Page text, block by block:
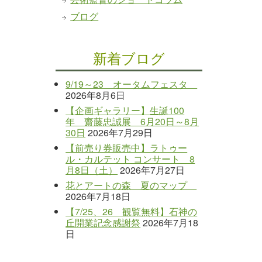
ブログ
新着ブログ
9/19～23 オータムフェスタ
2026年8月6日
【企画ギャラリー】生誕100
年 齋藤忠誠展 6月20日～8月
30日 2026年7月29日
【前売り券販売中】ラトゥー
ル・カルテット コンサート 8
月8日（土）
2026年7月27日
花とアートの森 夏のマップ
2026年7月18日
【7/25、26 観覧無料】石神の
丘開業記念感謝祭 2026年7月18
日